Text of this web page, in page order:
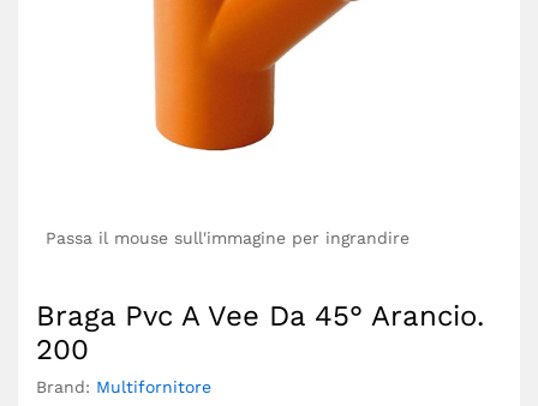
Passa il mouse sull'immagine per ingrandire
Braga Pvc A Vee Da 45° Arancio.
200
Brand: Multifornitore